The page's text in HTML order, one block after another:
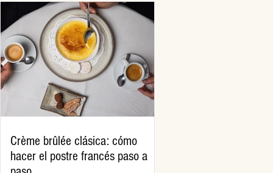
Crème brûlée clásica: cómo
hacer el postre francés paso a